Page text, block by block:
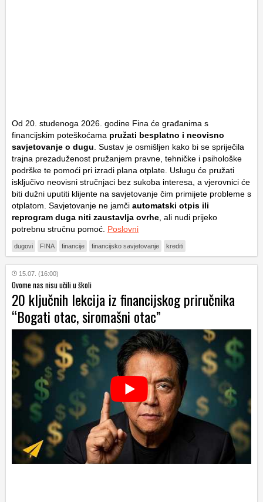
Od 20. studenoga 2026. godine Fina će građanima s
financijskim poteškoćama pružati besplatno i neovisno
savjetovanje o dugu . Sustav je osmišljen kako bi se spriječila
trajna prezaduženost pružanjem pravne, tehničke i psihološke
podrške te pomoći pri izradi plana otplate. Uslugu će pružati
isključivo neovisni stručnjaci bez sukoba interesa, a vjerovnici će
biti dužni uputiti klijente na savjetovanje čim primijete probleme s
otplatom. Savjetovanje ne jamči automatski otpis ili
reprogram duga niti zaustavlja ovrhe , ali nudi prijeko
potrebnu stručnu pomoć. Poslovni
dugovi FINA financije financijsko savjetovanje krediti
15.07. (16:00)
Ovome nas nisu učili u školi
20 ključnih lekcija iz financijskog priručnika
“Bogati otac, siromašni otac”